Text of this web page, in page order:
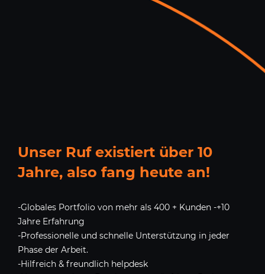
Unser Ruf existiert über 10
Jahre, also fang heute an!
-Globales Portfolio von mehr als 400 + Kunden -+10
Jahre Erfahrung
-Professionelle und schnelle Unterstützung in jeder
Phase der Arbeit.
-Hilfreich & freundlich helpdesk